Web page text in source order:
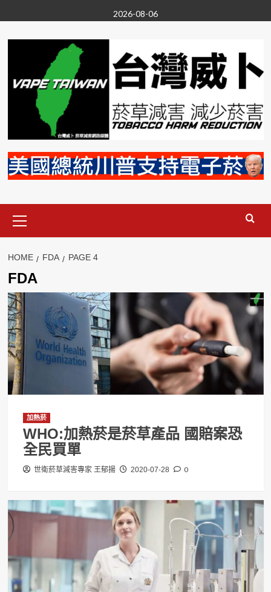
to
content
2026-08-06
Menu
HOME FDA PAGE 4
FDA
加熱菸
WHO:加熱菸是菸草產品 國賠案恐
全民買單
世衛菸草減害專家 王郁揚 2020-07-28 0